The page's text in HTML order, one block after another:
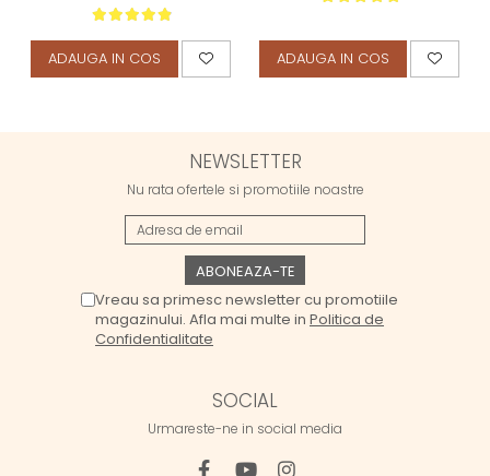
ADAUGA IN COS ADAUGA IN COS
NEWSLETTER
Nu rata ofertele si promotiile noastre
Vreau sa primesc newsletter cu promotiile
magazinului. Afla mai multe in Politica de
Confidentialitate
SOCIAL
Urmareste-ne in social media